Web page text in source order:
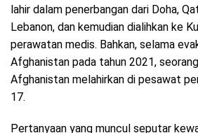
lahir dalam penerbangan dari Doha,
Lebanon, dan kemudian dialihkan ke
perawatan medis. Bahkan, selama
Afghanistan pada tahun 2021,
Afghanistan melahirkan di pesawat
17.
Pertanyaan yang muncul seputar